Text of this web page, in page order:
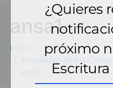
ansa1
Inicio
Actualidad de los
¿Quieres
próximo